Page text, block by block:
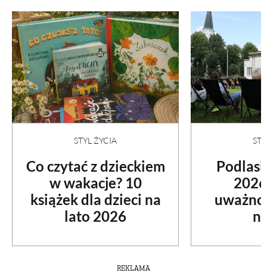
STYL ŻYCIA
Co czytać z dzieckiem
w wakacje? 10
książek dla dzieci na
lato 2026
REKLAMA